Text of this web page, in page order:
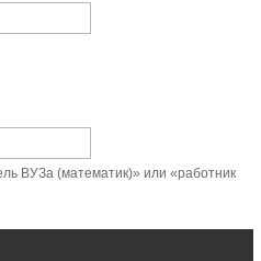
ВУЗа (математик)» или «работник